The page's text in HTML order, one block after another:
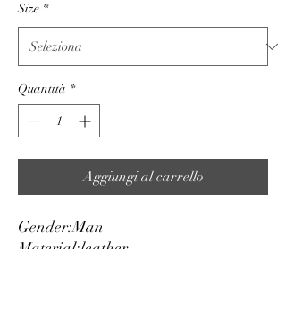
Size *
Quantità *
Aggiungi al carrello
Gender:Man
Material:leather